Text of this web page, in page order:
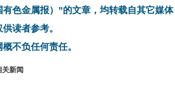
色金属报）”的文章，均转载自其它媒
读者参考。
不负任何责任。
关新闻